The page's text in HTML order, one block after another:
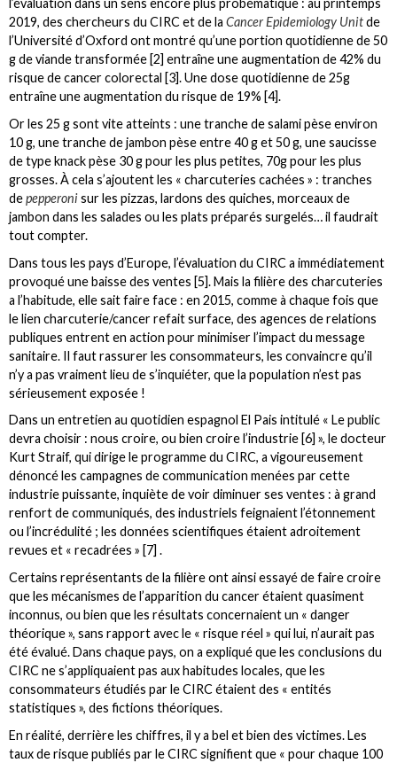
l’évaluation dans un sens encore plus probématique : au printemps
2019, des chercheurs du CIRC et de la Cancer Epidemiology Unitde
l’Université d’Oxford ont montré qu’une portion quotidienne de 50
g de viande transformée [2] entraîne une augmentation de 42% du
risque de cancer colorectal [3]. Une dose quotidienne de 25g
entraîne une augmentation du risque de 19% [4].
Or les 25 g sont vite atteints : une tranche de salami pèse environ
10 g, une tranche de jambon pèse entre 40 g et 50 g, une saucisse
de type knack pèse 30 g pour les plus petites, 70g pour les plus
grosses. À cela s’ajoutent les « charcuteries cachées » : tranches
depepperonisur les pizzas, lardons des quiches, morceaux de
jambon dans les salades ou les plats préparés surgelés… il faudrait
tout compter.
Dans tous les pays d’Europe, l’évaluation du CIRC a immédiatement
provoqué une baisse des ventes [5]. Mais la filière des charcuteries
a l’habitude, elle sait faire face : en 2015, comme à chaque fois que
le lien charcuterie/cancer refait surface, des agences de relations
publiques entrent en action pour minimiser l’impact du message
sanitaire. Il faut rassurer les consommateurs, les convaincre qu’il
n’y a pas vraiment lieu de s’inquiéter, que la population n’est pas
sérieusement exposée !
Dans un entretien au quotidien espagnol El Pais intitulé « Le public
devra choisir : nous croire, ou bien croire l’industrie [6] », le docteur
Kurt Straif, qui dirige le programme du CIRC, a vigoureusement
dénoncé les campagnes de communication menées par cette
industrie puissante, inquiète de voir diminuer ses ventes : à grand
renfort de communiqués, des industriels feignaient l’étonnement
ou l’incrédulité ; les données scientifiques étaient adroitement
revues et « recadrées » [7] .
Certains représentants de la filière ont ainsi essayé de faire croire
que les mécanismes de l’apparition du cancer étaient quasiment
inconnus, ou bien que les résultats concernaient un « danger
théorique », sans rapport avec le « risque réel » qui lui, n’aurait pas
été évalué. Dans chaque pays, on a expliqué que les conclusions du
CIRC ne s’appliquaient pas aux habitudes locales, que les
consommateurs étudiés par le CIRC étaient des « entités
statistiques », des fictions théoriques.
En réalité, derrière les chiffres, il y a bel et bien des victimes. Les
taux de risque publiés par le CIRC signifient que « pour chaque 100